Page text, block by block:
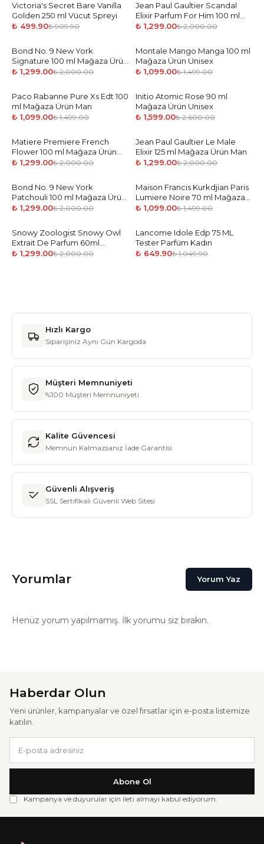
-45%
Victoria's Secret Bare Vanilla
Golden 250 ml Vücut Spreyi
₺ 499.90₺ 909.90
-35%
Jean Paul Gaultier Scandal
Elixir Parfum For Him 100 ml
Mağaza Ürün Man
₺ 1,299.00₺ 2,000.00
-35 %
Bond No. 9 New York
Signature 100 ml Mağaza Ürün
Unisex
₺ 1,299.00₺ 2,000.00
-27%
Montale Mango Manga 100 ml
Mağaza Ürün Unisex
₺ 1,099.00₺ 1,499.00
-27 %
Paco Rabanne Pure Xs Edt 100
ml Mağaza Ürün Man
₺ 1,099.00₺ 1,499.00
-39%
Initio Atomic Rose 90 ml
Mağaza Ürün Unisex
₺ 1,599.00₺ 2,600.00
-35%
Matiere Premiere French
Flower 100 ml Mağaza Ürün
Unisex
₺ 1,299.00₺ 2,000.00
-35%
Jean Paul Gaultier Le Male
Elixir 125 ml Mağaza Ürün Man
₺ 1,299.00₺ 2,000.00
-35 %
Bond No. 9 New York
Patchouli 100 ml Mağaza Ürün
Unisex
₺ 1,299.00₺ 2,000.00
-27%
Maison Francis Kurkdjian Paris
Lumiere Noire 70 ml Mağaza
Ürün Woman
₺ 1,099.00₺ 1,499.00
-35%
Snowy Zoologist Snowy Owl
Extrait De Parfum 60ml
Mağaza Ürün Unisex
₺ 1,299.00₺ 2,000.00
-38%
Lancome Idole Edp 75 ML
Tester Parfüm Kadın
₺ 649.90₺ 1,049.90
Hızlı Kargo
Siparişiniz Aynı Gün Kargoda
Müşteri Memnuniyeti
%100 Müşteri Memnuniyeti
Kalite Güvencesi
Memnun Kalmazsanız İade Garantisi
Güvenli Alışveriş
SSL Sertifikalı Güvenli Web Sitesi
Yorumlar Yorum Yaz
Henüz yorum yapılmamış. İlk yorumu siz bırakın.
Haberdar Olun
Yeni ürünler, kampanyalar ve özel fırsatlar için e-posta listemize
katılın.
Abone Ol
Kampanya ve duyurular için ileti almayı kabul ediyorum.